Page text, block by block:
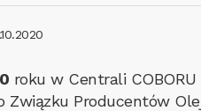
roku w Centrali
Producentów